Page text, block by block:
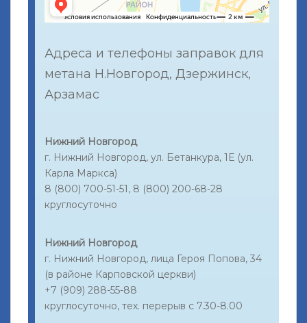
Адреса и телефоны заправок для
метана Н.Новгород, Дзержинск,
Арзамас
Нижний Новгород
г. Нижний Новгород, ул. Бетанкура, 1Е (ул.
Карла Маркса)
8 (800) 700-51-51, 8 (800) 200-68-28
круглосуточно
Нижний Новгород
г. Нижний Новгород, лица Героя Попова, 34
(в районе Карповской церкви)
+7 (909) 288-55-88
круглосуточно, тех. перерыв с 7.30-8.00